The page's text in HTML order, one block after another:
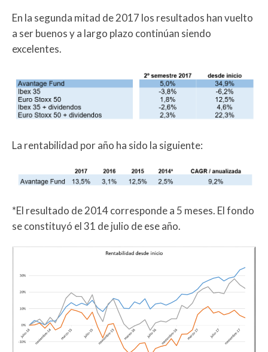
En la segunda mitad de 2017 los resultados han vuelto
a ser buenos y a largo plazo continúan siendo
excelentes.
La rentabilidad por año ha sido la siguiente:
*El resultado de 2014 corresponde a 5 meses. El fondo
se constituyó el 31 de julio de ese año.